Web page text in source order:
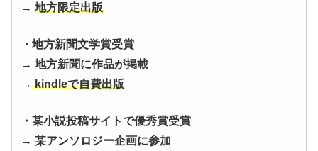
→ 地方限定出版
・地方新聞文学賞受賞
→ 地方新聞に作品が掲載
→kindleで自費出版
・某小説投稿サイトで優秀賞受賞
→ 某アンソロジー企画に参加